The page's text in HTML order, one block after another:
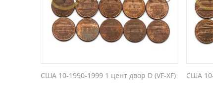
США 10-1990-1999 1 цент двор D (VF-XF) США 10-